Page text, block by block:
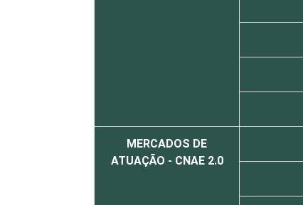
MERCADOS DE
ATUAÇÃO - CNAE 2.0